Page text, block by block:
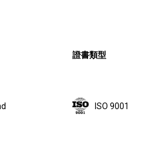
證書類型
ISO 9001